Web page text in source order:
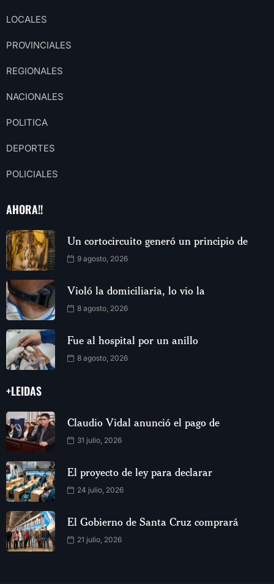
LOCALES
PROVINCIALES
REGIONALES
NACIONALES
POLITICA
DEPORTES
POLICIALES
AHORA!!
Un cortocircuito generó un principio de
9 agosto, 2026
Violó la domiciliaria, lo vio la
8 agosto, 2026
Fue al hospital por un anillo
8 agosto, 2026
+LEIDAS
Claudio Vidal anunció el pago de
31 julio, 2026
El proyecto de ley para declarar
24 julio, 2026
El Gobierno de Santa Cruz comprará
21 julio, 2026